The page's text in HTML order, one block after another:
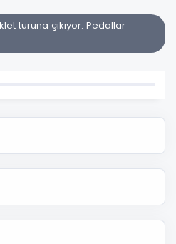
turuna çıkıyor: Pedallar